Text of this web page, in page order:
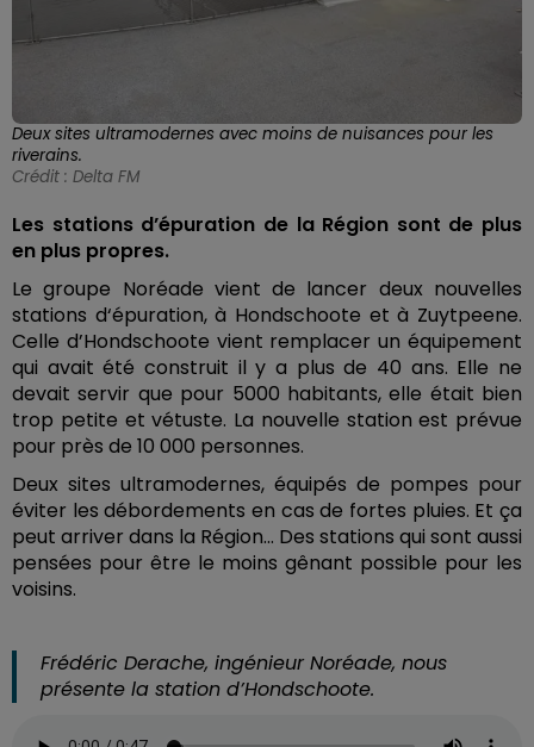
Deux sites ultramodernes avec moins de nuisances pour les
riverains.
Crédit : Delta FM
Les stations d’épuration de la Région sont de plus
en plus propres.
Le groupe Noréade vient de lancer deux nouvelles
stations d‘épuration, à Hondschoote et à Zuytpeene.
Celle d’Hondschoote vient remplacer un équipement
qui avait été construit il y a plus de 40 ans. Elle ne
devait servir que pour 5000 habitants, elle était bien
trop petite et vétuste. La nouvelle station est prévue
pour près de 10 000 personnes.
Deux sites ultramodernes, équipés de pompes pour
éviter les débordements en cas de fortes pluies. Et ça
peut arriver dans la Région... Des stations qui sont aussi
pensées pour être le moins gênant possible pour les
voisins.
Frédéric Derache, ingénieur Noréade, nous
présente la station d’Hondschoote.